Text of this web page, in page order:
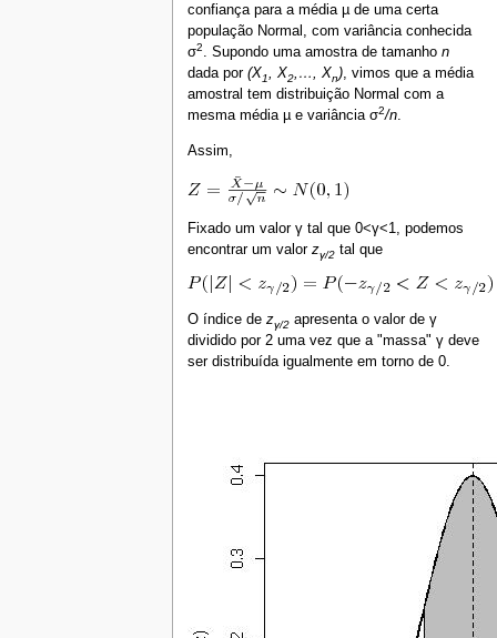
confiança para a média µ de uma certa
população Normal, com variância conhecida
σ2. Supondo uma amostra de tamanho n
dada por (X1, X2,…, Xn), vimos que a média
amostral tem distribuição Normal com a
mesma média µ e variância σ2/n.
Assim,
Fixado um valor γ tal que 0<γ<1, podemos
encontrar um valor zγ/2tal que
O índice de zγ/2apresenta o valor de γ
dividido por 2 uma vez que a "massa" γ deve
ser distribuída igualmente em torno de 0.